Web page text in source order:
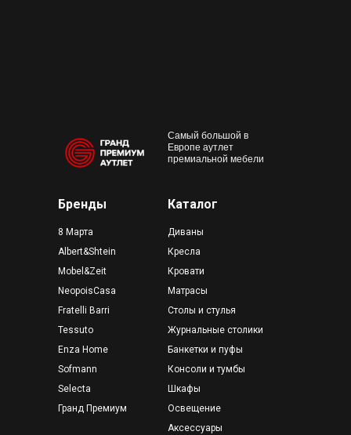
Кресла
Столы и стулья
Матрасы
Шкафы
Освещение
Диваны
Журнальные столики
Банкетки и пуфы
Аксессуары
Консоли и тумбы
Кровати
Самый большой в
Европе аутлет
премиальной мебели
Каталог
Бренды
Mobel&Zeit
Tessuto
8 Марта
Fratelli Barri
Sofmann
Selecta
Enza Home
Albert&Shtein
NeopoisCasa
Гранд Премиум